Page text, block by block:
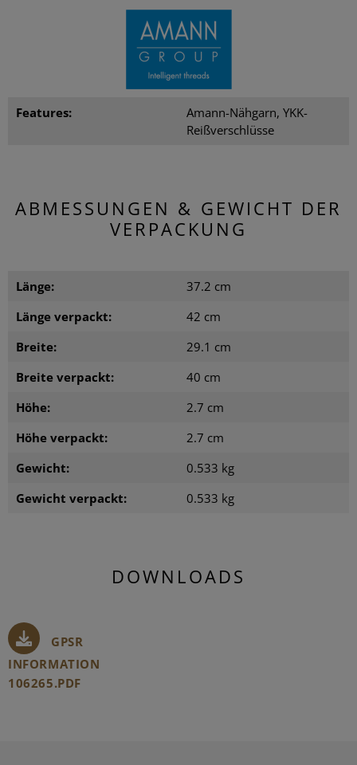
Features:
Amann-Nähgarn, YKK-
Reißverschlüsse
ABMESSUNGEN & GEWICHT DER
VERPACKUNG
Länge:
37.2 cm
Länge verpackt:
42 cm
Breite:
29.1 cm
Breite verpackt:
40 cm
Höhe:
2.7 cm
Höhe verpackt:
2.7 cm
Gewicht:
0.533 kg
Gewicht verpackt:
0.533 kg
DOWNLOADS
GPSR
INFORMATION
106265.PDF